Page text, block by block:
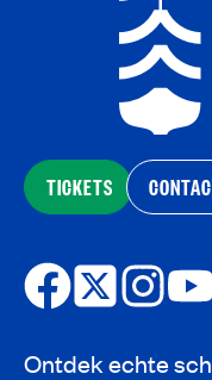
TICKETS
Ontdek echte